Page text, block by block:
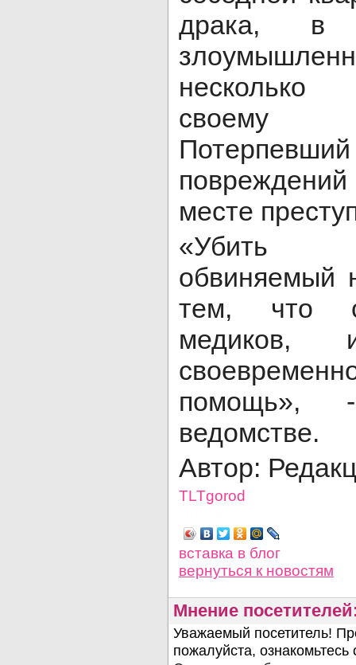
драка, в
своему
месте
«Убить
обвиняемый
тем, что
медиков,
помощь»,
ведомстве.
Автор:
TLTgorod
вставка в блог
вернуться к новостям
Мнение